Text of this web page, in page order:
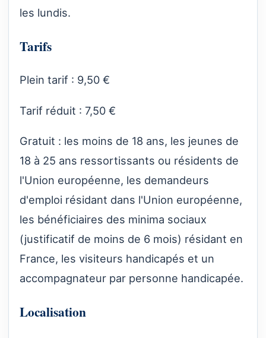
les lundis.
Tarifs
Plein tarif : 9,50 €
Tarif réduit : 7,50 €
Gratuit : les moins de 18 ans, les jeunes de
18 à 25 ans ressortissants ou résidents de
l'Union européenne, les demandeurs
d'emploi résidant dans l'Union européenne,
les bénéficiaires des minima sociaux
(justificatif de moins de 6 mois) résidant en
France, les visiteurs handicapés et un
accompagnateur par personne handicapée.
Localisation